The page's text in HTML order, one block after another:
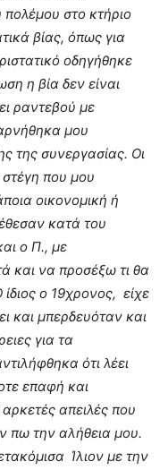
στο κτήριο
βίας, όπως για
οδηγήθηκε
η βία δεν είναι
ραντεβού με
μου
της συνεργασίας. Οι
που μου
οικονομική ή
κατά του
ο Π., με
και να προσέξω τι θα
ο 19χρονος, είχε
και μπερδευόταν και
για τα
ότι λέει
επαφή και
αρκετές απειλές που
πω την αλήθεια μου.
Ίλιον με την